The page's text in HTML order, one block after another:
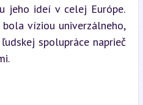
jeho ideí v celej Európe.
bola víziou univerzálneho,
spolupráce naprieč